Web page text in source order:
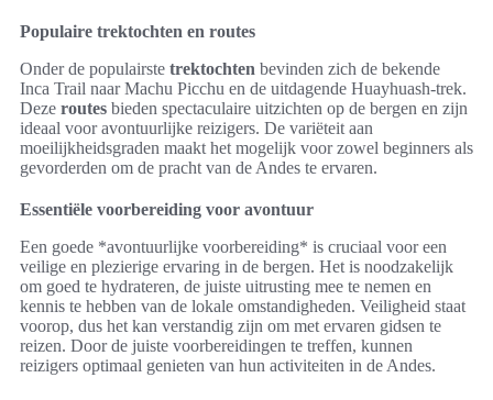
Populaire trektochten en routes
Onder de populairste trektochten bevinden zich de bekende
Inca Trail naar Machu Picchu en de uitdagende Huayhuash-trek.
Deze routes bieden spectaculaire uitzichten op de bergen en zijn
ideaal voor avontuurlijke reizigers. De variëteit aan
moeilijkheidsgraden maakt het mogelijk voor zowel beginners als
gevorderden om de pracht van de Andes te ervaren.
Essentiële voorbereiding voor avontuur
Een goede *avontuurlijke voorbereiding* is cruciaal voor een
veilige en plezierige ervaring in de bergen. Het is noodzakelijk
om goed te hydrateren, de juiste uitrusting mee te nemen en
kennis te hebben van de lokale omstandigheden. Veiligheid staat
voorop, dus het kan verstandig zijn om met ervaren gidsen te
reizen. Door de juiste voorbereidingen te treffen, kunnen
reizigers optimaal genieten van hun activiteiten in de Andes.